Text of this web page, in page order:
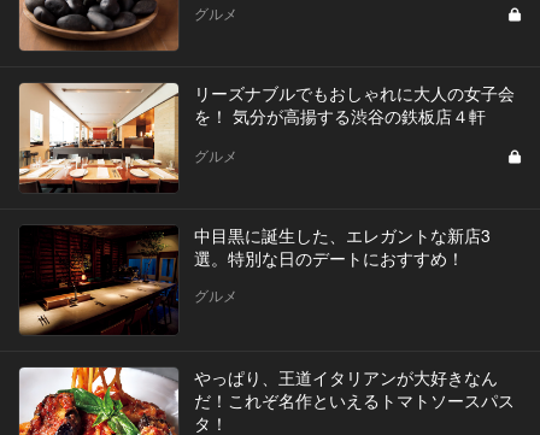
グルメ
リーズナブルでもおしゃれに大人の女子会
を！ 気分が高揚する渋谷の鉄板店４軒
グルメ
中目黒に誕生した、エレガントな新店3
選。特別な日のデートにおすすめ！
グルメ
やっぱり、王道イタリアンが大好きなん
だ！これぞ名作といえるトマトソースパス
タ！